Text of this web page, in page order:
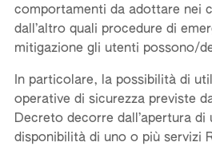
comportamenti da adottare nei
dall’altro quali procedure di
mitigazione gli utenti possono/
In particolare, la possibilità di
operative di sicurezza previste
Decreto decorre dall’apertura
disponibilità di uno o più servizi